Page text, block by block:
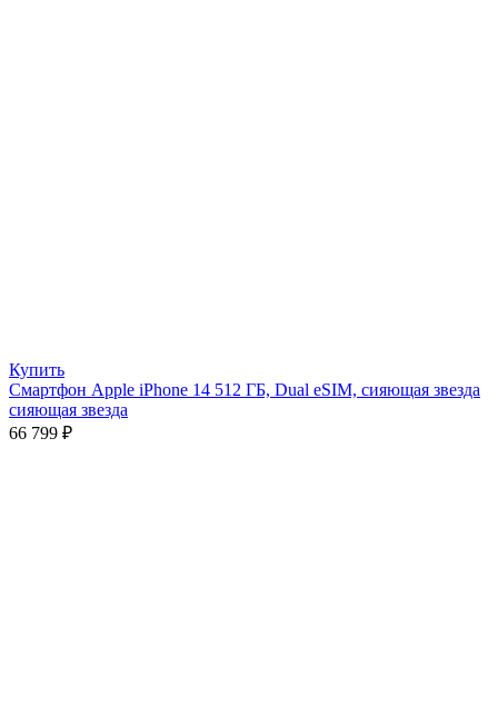
Купить
Смартфон Apple iPhone 14 512 ГБ, Dual eSIM, сияющая звезда
сияющая звезда
66 799 ₽